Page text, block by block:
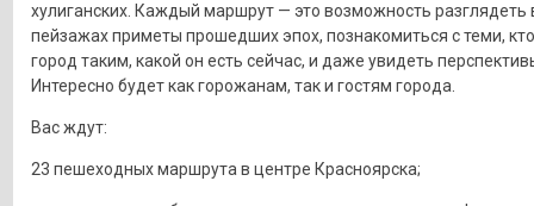
хулиганских. Каждый маршрут — это возможность разглядеть
пейзажах приметы прошедших эпох, познакомиться с теми,
город таким, какой он есть сейчас, и даже увидеть
Интересно будет как горожанам, так и гостям города.
Вас ждут:
23 пешеходных маршрута в центре Красноярска;